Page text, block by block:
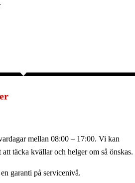
mellan 08:00 – 17:00. Vi kan
täcka kvällar och helger om så önskas.
garanti på servicenivå.